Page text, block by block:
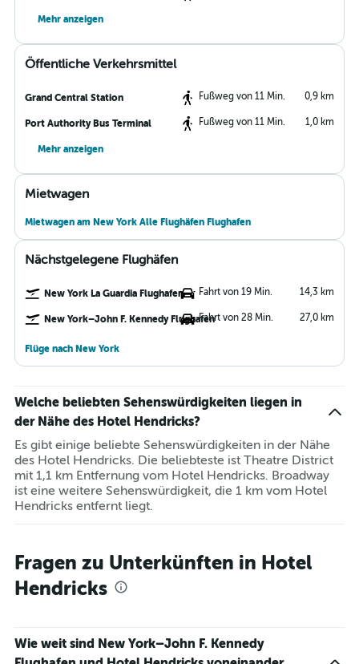
Mehr anzeigen
Öffentliche Verkehrsmittel
Grand Central Station Fußweg von 11 Min. 0,9 km
Port Authority Bus Terminal Fußweg von 11 Min. 1,0 km
Mehr anzeigen
Mietwagen
Mietwagen am New York Alle Flughäfen Flughafen
Nächstgelegene Flughäfen
New York La Guardia Flughafen Fahrt von 19 Min. 14,3 km
New York–John F. Kennedy FlughafenFahrt von 28 Min. 27,0 km
Flüge nach New York
Welche beliebten Sehenswürdigkeiten liegen in
der Nähe des Hotel Hendricks?
Es gibt einige beliebte Sehenswürdigkeiten in der Nähe
des Hotel Hendricks. Die beliebteste ist Theatre District
mit 1,1 km Entfernung vom Hotel Hendricks. Broadway
ist eine weitere Sehenswürdigkeit, die 1 km vom Hotel
Hendricks entfernt liegt.
Fragen zu Unterkünften in Hotel
Hendricks
Wie weit sind New York–John F. Kennedy